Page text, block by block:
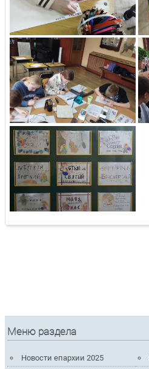
Меню раздела
Новости епархии 2025